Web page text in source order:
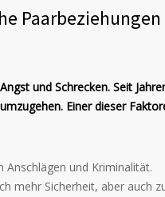
Paarbeziehungen
und Schrecken. Seit
Einer dieser
und Kriminalität.
mehr Sicherheit, aber auch